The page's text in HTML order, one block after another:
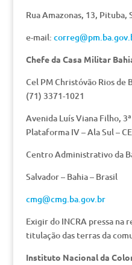
Rua Amazonas, 13, Pituba,
e-mail:
Chefe da Casa Militar
Cel PM Christóvão Rios
(71) 3371-1021
Avenida Luís Viana Filho,
Plataforma IV – Ala Sul –
Centro Administrativo da
Salvador – Bahia – Brasil
cmg@cmg.ba.gov.br
Exigir do INCRA pressa na
titulação das terras da
Instituto Nacional da